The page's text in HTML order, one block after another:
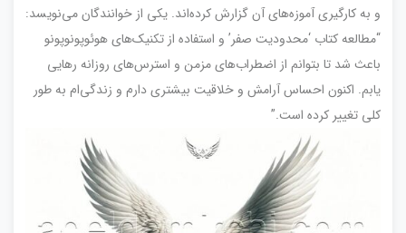
و به کارگیری آموزه‌های آن گزارش کرده‌اند. یکی از خوانندگان می‌نویسد:
“مطالعه کتاب ‘محدودیت صفر’ و استفاده از تکنیک‌های هوئوپونوپونو
باعث شد تا بتوانم از اضطراب‌های مزمن و استرس‌های روزانه رهایی
یابم. اکنون احساس آرامش و خلاقیت بیشتری دارم و زندگی‌ام به طور
کلی تغییر کرده است.”